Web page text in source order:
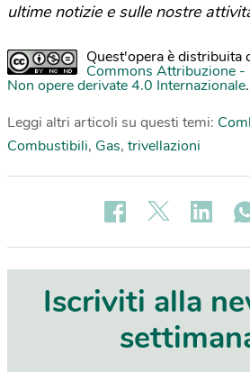
ultime notizie e sulle nostre
Quest'opera è distribuita
Commons Attribuzione
Non opere derivate 4.0 Internazionale.
Leggi altri articoli su questi temi:
Combustibili, Gas, trivellazioni
Iscriviti alla